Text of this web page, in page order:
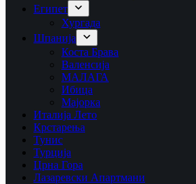
Египет
Хургада
Шпанија
Коста Брава
Валенсија
МАЛАГА
Ибица
Мајорка
Италија Лето
Крстарења
Тунис
Турција
Црна Гора
Лазаревски Апартмани